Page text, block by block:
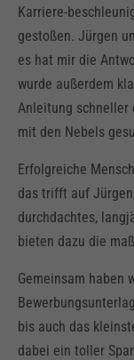
Karriere-
gestoßen. Jürgen
es hat mir die
wurde außerdem
Anleitung schneller
mit den Nebels
Erfolgreiche
das trifft auf
durchdachtes,
bieten dazu die
Gemeinsam haben
bis auch das
dabei ein toller